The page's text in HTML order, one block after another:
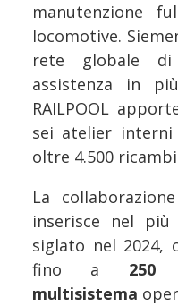
manutenzione
locomotive.
rete globale
assistenza in
RAILPOOL
sei atelier
oltre 4.500
La
inserisce nel
siglato nel 2024,
fino a 250
multisistema